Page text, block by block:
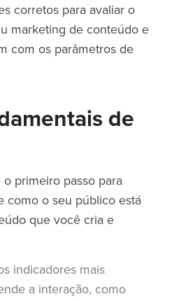
corretos para avaliar o
marketing de conteúdo e
com os parâmetros de
de
primeiro passo para
como o seu público está
que você cria e
indicadores mais
a interação, como